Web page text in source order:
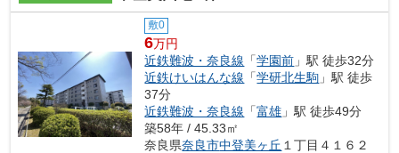
敷0
6万円
近鉄難波・奈良線 「学園前 」駅 徒歩32分
近鉄けいはんな線 「学研北生駒 」駅 徒歩
37分
近鉄難波・奈良線 「富雄 」駅 徒歩49分
築58年 / 45.33㎡
奈良県奈良市中登美ヶ丘 １丁目４１６２